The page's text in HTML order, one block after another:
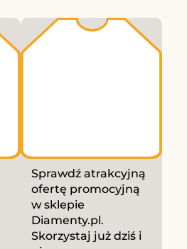
Sprawdź atrakcyjną
ofertę promocyjną
w sklepie
Diamenty.pl.
Skorzystaj już dziś i